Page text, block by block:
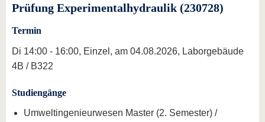
Prüfung Experimentalhydraulik (230728)
Termin
Di 14:00 - 16:00, Einzel, am 04.08.2026, Laborgebäude
4B / B322
Studiengänge
Umweltingenieurwesen Master (2. Semester) /